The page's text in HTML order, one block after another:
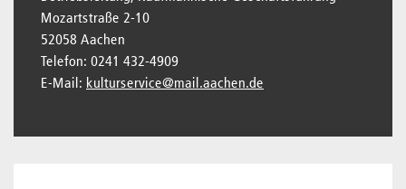
Mozartstraße 2-10
52058 Aachen
Telefon: 0241 432-4909
E-Mail: kulturservice@mail.aachen.de